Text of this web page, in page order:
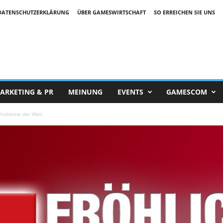
ÜBER GAMESWIRTSCHAFT SO ERREICHEN SIE UNS
& PR MEINUNG EVENTS GAMESCOM
der Welt